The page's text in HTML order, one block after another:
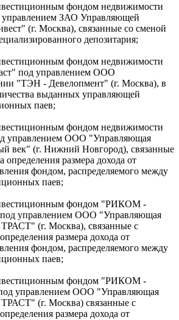
фондом недвижимости
управлением ЗАО Управляющей
(г. Москва), связанные со сменой
депозитария;
фондом недвижимости
под управлением ООО
"ТЭН - Девелопмент" (г. Москва), в
выданных управляющей
паев;
фондом недвижимости
управлением ООО "Управляющая
век" (г. Нижний Новгород), связанные
определения размера дохода от
фондом, распределяемого между
паев;
фондом "РИКОМ -
управлением ООО "Управляющая
(г. Москва), связанные с
размера дохода от
фондом, распределяемого между
паев;
фондом "РИКОМ -
управлением ООО "Управляющая
(г. Москва) связанные с
размера дохода от